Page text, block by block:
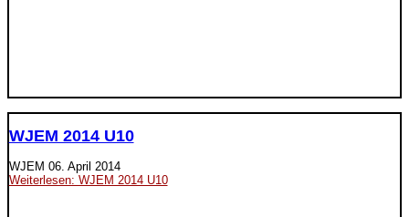
WJEM 2014 U10
WJEM 06. April 2014
Weiterlesen: WJEM 2014 U10